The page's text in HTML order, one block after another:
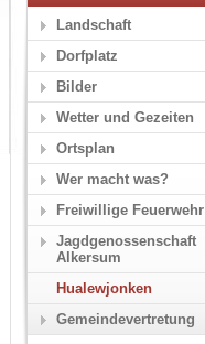
Landschaft
Dorfplatz
Bilder
Wetter und Gezeiten
Ortsplan
Wer macht was?
Freiwillige Feuerwehr
Jagdgenossenschaft
Alkersum
Hualewjonken
Gemeindevertretung